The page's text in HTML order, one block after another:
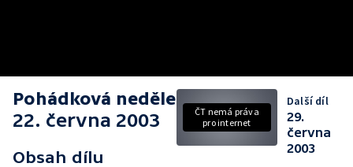
Pohádková neděle
22. června 2003
Obsah dílu
ČT nemá práva
pro internet
Další díl
29.
června
2003